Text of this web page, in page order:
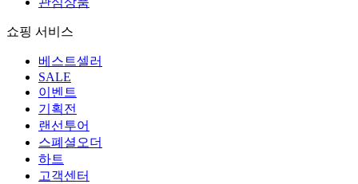
쇼핑 서비스
베스트셀러
SALE
이벤트
기획전
랜선투어
스폐셜오더
하트
고객센터